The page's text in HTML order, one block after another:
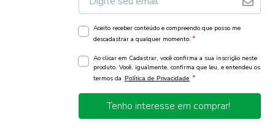
Aceito receber conteúdo e compreendo que posso me
descadastrar a qualquer momento. *
Ao clicar em Cadastrar, você confirma a sua inscrição neste
produto. Você, igualmente, confirma que leu, e entendeu os
termos da Política de Privacidade *
Tenho interesse em comprar!